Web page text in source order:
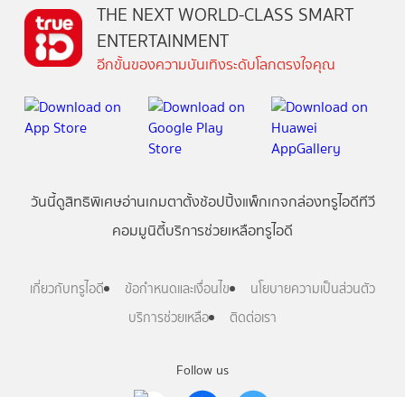
Follow us
THE NEXT WORLD-CLASS SMART
ENTERTAINMENT
อีกขั้นของความบันเทิงระดับโลกตรงใจคุณ
วันนี้ดูสิทธิพิเศษอ่านเกมตาตั้งช้อปปิ้งแพ็กเกจกล่องทรูไอดีทีวี
คอมมูนิตี้บริการช่วยเหลือทรูไอดี
เกี่ยวกับทรูไอดี ข้อกำหนดและเงื่อนไข
นโยบายความเป็นส่วนตัว
บริการช่วยเหลือ
ติดต่อเรา